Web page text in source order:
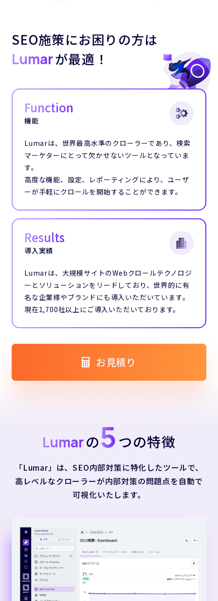
SEO施策にお困りの方は
Lumarが最適！
Function
機能
Lumarは、世界最高水準のクローラーであり、検索
マーケターにとって欠かせないツールとなっていま
す。
高度な機能、設定、レポーティングにより、 ユーザ
ーが手軽にクロールを開始することができます。
Results
導入実績
Lumarは、大規模サイトのWebクロールテクノロジ
ーとソリューションをリードしており、世界的に有
名な企業様やブランドにも導入いただいています。
現在1,700社以上にご導入いただいております。
お見積り
Lumarの5 つの特徴
「Lumar」は、SEO内部対策に特化したツールで、
高レベルなクローラーが内部対策の問題点を自動で
可視化いたします。